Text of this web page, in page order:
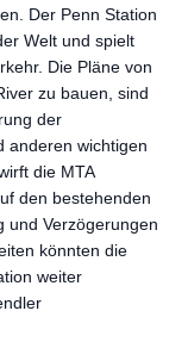
Der Penn Station
Welt und spielt
Die Pläne von
zu bauen, sind
der
anderen wichtigen
die MTA
den bestehenden
und Verzögerungen
könnten die
weiter